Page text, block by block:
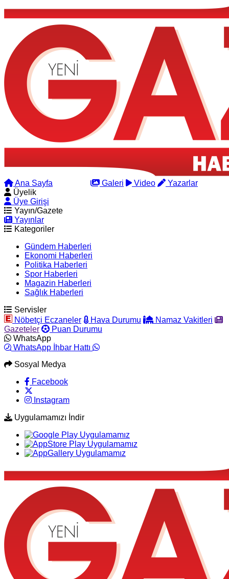
Ana Sayfa Galeri Video
Yazarlar
Üyelik
Üye Girişi
Yayın/Gazete
Yayınlar
Kategoriler
Gündem Haberleri
Ekonomi Haberleri
Politika Haberleri
Spor Haberleri
Magazin Haberleri
Sağlık Haberleri
Servisler
Nöbetçi Eczaneler
Hava Durumu
Namaz Vakitleri
Gazeteler
Puan Durumu
WhatsApp
WhatsApp İhbar Hattı
Sosyal Medya
Facebook
Instagram
Uygulamamızı İndir